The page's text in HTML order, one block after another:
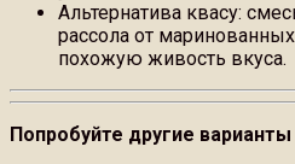
Альтернатива квасу:
рассола от
похожую живость вкуса.
Попробуйте другие